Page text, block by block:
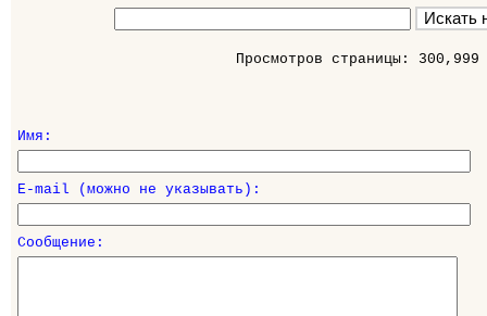
Просмотров страницы: 300,999
Имя:
E-mail (можно не указывать):
Сообщение: